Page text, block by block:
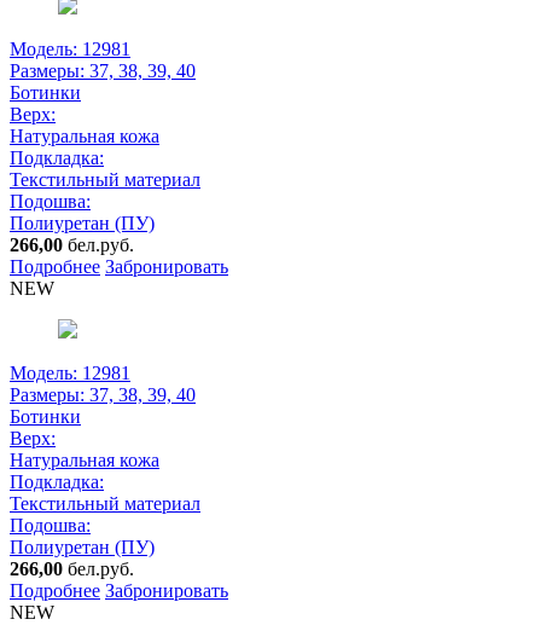
Модель: 12981
Размеры: 37, 38, 39, 40
Ботинки
Верх:
Натуральная кожа
Подкладка:
Текстильный материал
Подошва:
Полиуретан (ПУ)
266,00 бел.руб.
Подробнее Забронировать
NEW
Модель: 12981
Размеры: 37, 38, 39, 40
Ботинки
Верх:
Натуральная кожа
Подкладка:
Текстильный материал
Подошва:
Полиуретан (ПУ)
266,00 бел.руб.
Подробнее Забронировать
NEW